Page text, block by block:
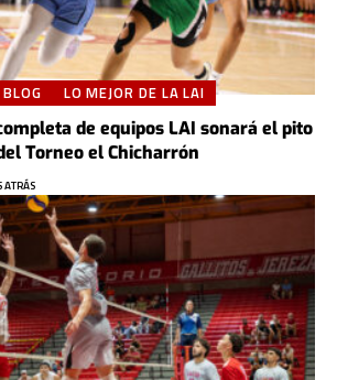
BLOG LO MEJOR DE LA LAI
de equipos LAI sonará el pito
Torneo el Chicharrón